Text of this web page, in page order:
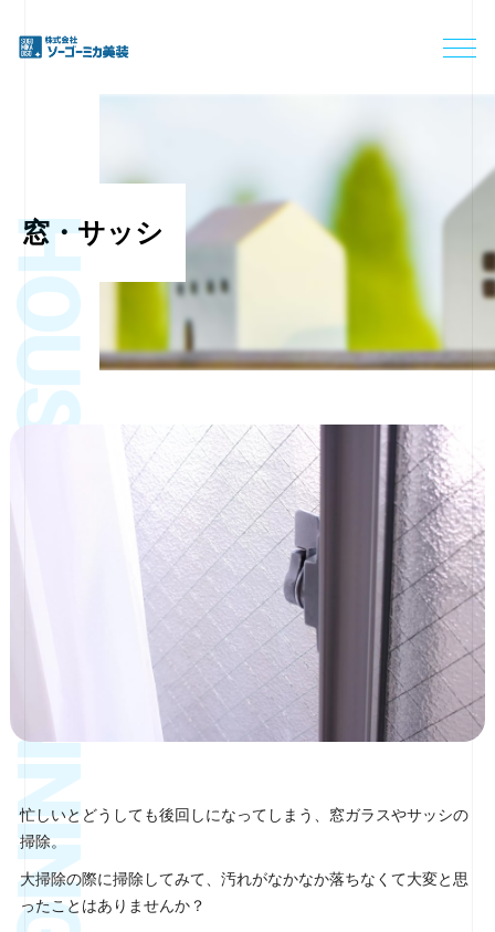
窓・サッシ
忙しいとどうしても後回しになってしまう、窓ガラスやサッシの
掃除。
大掃除の際に掃除してみて、汚れがなかなか落ちなくて大変と思
ったことはありませんか？